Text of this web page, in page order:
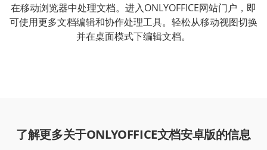
在移动浏览器中处理文档。进入ONLYOFFICE网站门户，即
可使用更多文档编辑和协作处理工具。轻松从移动视图切换
并在桌面模式下编辑文档。
了解更多关于ONLYOFFICE文档安卓版的信息